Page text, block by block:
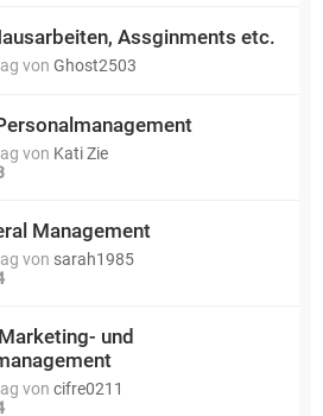
Assginments etc.
von Ghost2503
von Kati Zie
Management
von sarah1985
und
von cifre0211